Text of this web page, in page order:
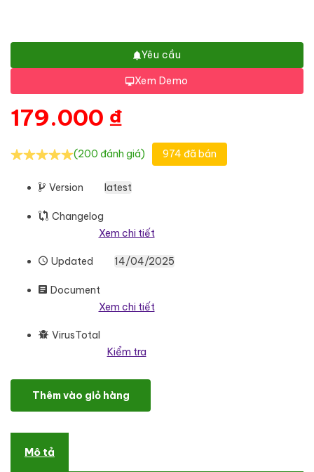
Yêu cầu
Xem Demo
179.000 ₫
(200 đánh giá) 974 đã bán
Version latest
Changelog
Xem chi tiết
Updated 14/04/2025
Document
Xem chi tiết
VirusTotal
Kiểm tra
Bellsdeal - Modern Multipurpose Mega Store WooCommerce
Thêm vào giỏ hàng
Mô tả